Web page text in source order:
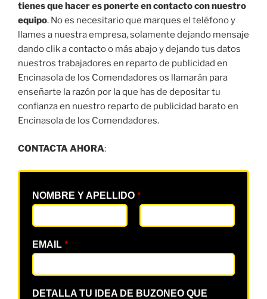
tienes que hacer es ponerte en contacto con nuestro
equipo. No es necesitario que marques el teléfono y
llames a nuestra empresa, solamente dejando mensaje
dando clik a contacto o más abajo y dejando tus datos
nuestros trabajadores en reparto de publicidad en
Encinasola de los Comendadores os llamarán para
enseñarte la razón por la que has de depositar tu
confianza en nuestro reparto de publicidad barato en
Encinasola de los Comendadores.
CONTACTA AHORA:
NOMBRE Y APELLIDO *
EMAIL *
DETALLA TU IDEA DE BUZONEO QUE